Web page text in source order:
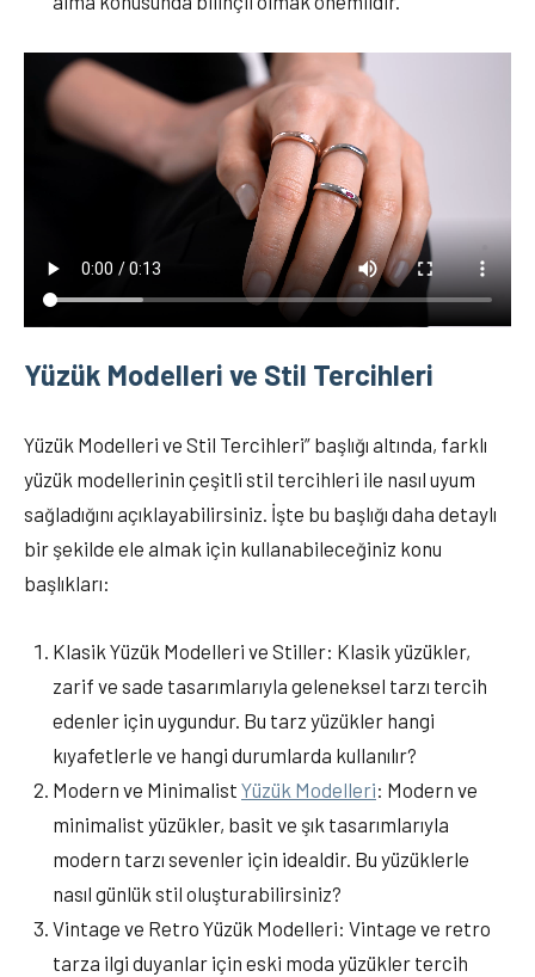
Yüzük Modelleri ve Stil Tercihleri
Yüzük Modelleri ve Stil Tercihleri” başlığı altında, farklı
yüzük modellerinin çeşitli stil tercihleri ile nasıl uyum
sağladığını açıklayabilirsiniz. İşte bu başlığı daha detaylı
bir şekilde ele almak için kullanabileceğiniz konu
başlıkları:
Klasik Yüzük Modelleri ve Stiller: Klasik yüzükler,
zarif ve sade tasarımlarıyla geleneksel tarzı tercih
edenler için uygundur. Bu tarz yüzükler hangi
kıyafetlerle ve hangi durumlarda kullanılır?
Modern ve Minimalist Yüzük Modelleri: Modern ve
minimalist yüzükler, basit ve şık tasarımlarıyla
modern tarzı sevenler için idealdir. Bu yüzüklerle
nasıl günlük stil oluşturabilirsiniz?
Vintage ve Retro Yüzük Modelleri: Vintage ve retro
tarza ilgi duyanlar için eski moda yüzükler tercih